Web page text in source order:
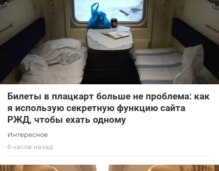
Билеты в плацкарт больше не проблема: как
я использую секретную функцию сайта
РЖД, чтобы ехать одному
Интересное
6 часов назад